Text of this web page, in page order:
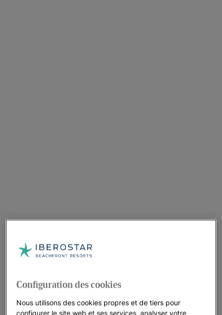
Configuration des cookies
Nous utilisons des cookies propres et de tiers pour
configurer le site web et ses services, analyser votre